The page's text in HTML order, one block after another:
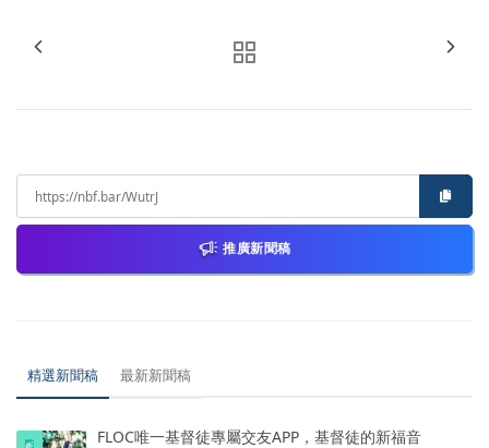
推廣新聞稿
精選新聞稿 最新新聞稿
FLOC唯一基督徒專屬交友APP，基督徒的新福音